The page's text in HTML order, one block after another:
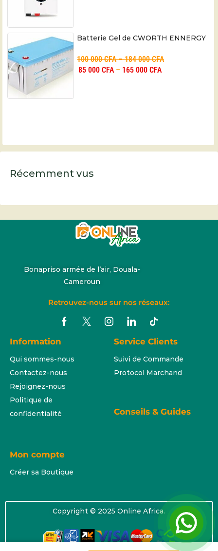
Batterie Gel de CWORTH ENNERGY
100 000CFA–184 000CFA
85 000 CFA– 165 000 CFA
Récemment vus
Bonapriso armée de l’air, Douala-
Cameroun
Retrouvez-nous sur nos réseaux:
Information
Qui sommes-nous
Contactez-nous
Rejoignez-nous
Politique de
confidentialité
Service Clients
Suivi de Commande
Protocol Marchand
Conseils & Guides
Mon compte
Créer sa Boutique
Copyright © 2025 Online Africa.